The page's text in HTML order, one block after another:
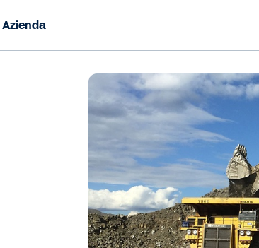
Azienda